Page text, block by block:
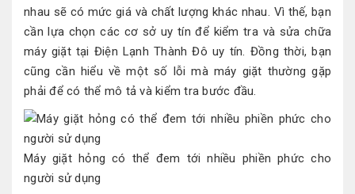
nhau sẽ có mức giá và chất lượng khác nhau. Vì thế, bạn
cần lựa chọn các cơ sở uy tín để kiểm tra và sửa chữa
máy giặt tại Điện Lạnh Thành Đô uy tín. Đồng thời, bạn
cũng cần hiểu về một số lỗi mà máy giặt thường gặp
phải để có thể mô tả và kiểm tra bước đầu.
Máy giặt hỏng có thể đem tới nhiều phiền phức cho
người sử dụng